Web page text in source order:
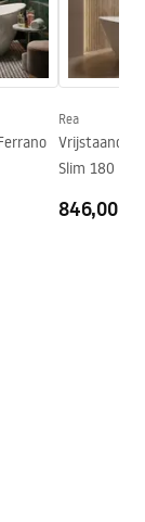
Rea
Vrijstaand
Slim 180
846,00 €